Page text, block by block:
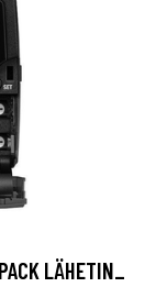
LÄHETIN_